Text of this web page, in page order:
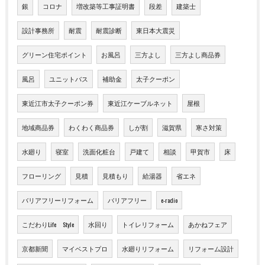
銀 コロナ 増改築等工事証明書 段差 建築士
設計事務所 耐震 耐震診断 東日本大震災
グリーン住宅ポイント お風呂 三方よし 三方よし商品券
風呂 ユニットバス 補助金 太子クーポン
東近江市太子クーポン券 東近江ケーブルネット 屋根
地域商品券 わくわく商品券 しが割 滋賀県 寒さ対策
水廻り 寝室 洗面化粧台 戸建て 相談 甲賀市 床
フローリング 見積 見積もり 給湯器 省エネ
バリアフリーリフォーム バリアフリー e-radio
こだわりLife Style 水回り トイレリフォーム あかねフェア
京都新聞 マイベストプロ 水廻りリフォーム リフォーム設計